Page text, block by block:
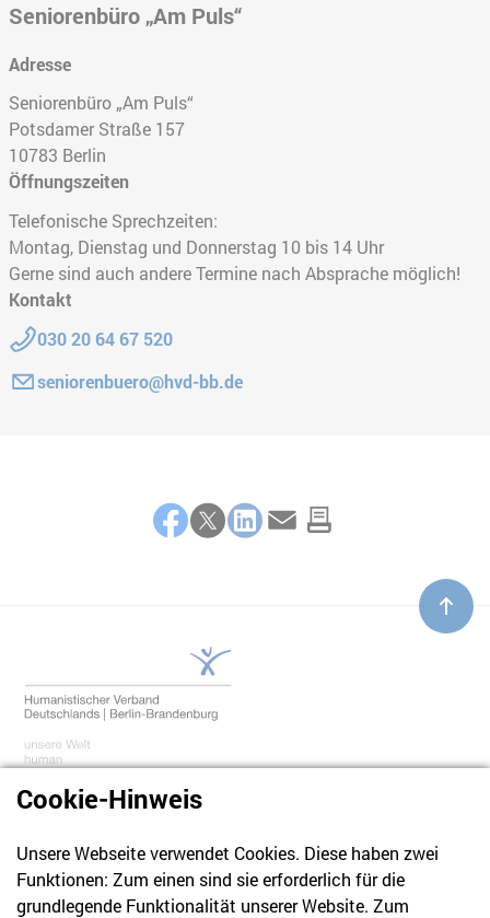
Seniorenbüro „Am Puls“
Adresse
Seniorenbüro „Am Puls“
Potsdamer Straße 157
10783 Berlin
Öffnungszeiten
Telefonische Sprechzeiten:
Montag, Dienstag und Donnerstag 10 bis 14 Uhr
Gerne sind auch andere Termine nach Absprache möglich!
Kontakt
Telefon:
030 20 64 67 520
E-Mail:seniorenbuero@hvd-bb.de
030 61 39 04 10
info@hvd-bb.de
Cookie-Hinweis
Unsere Webseite verwendet Cookies. Diese haben zwei
Funktionen: Zum einen sind sie erforderlich für die
grundlegende Funktionalität unserer Website. Zum